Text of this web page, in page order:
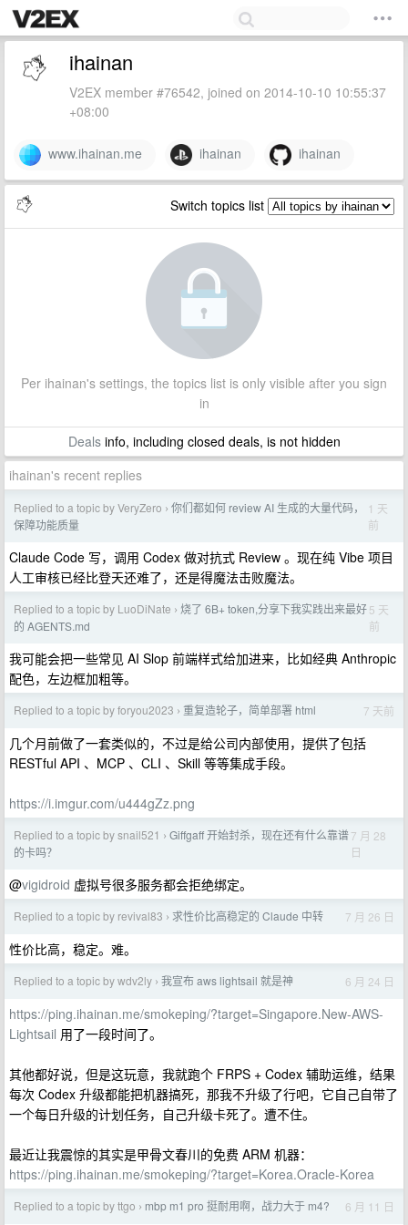
ihainan
V2EX member #76542, joined on 2014-10-10 10:55:37
+08:00
www.ihainan.me ihainan ihainan
Switch topics list
Per ihainan's settings, the topics list is only visible after you sign
in
Dealsinfo, including closed deals, is not hidden
ihainan's recent replies
Replied to a topic by VeryZero › 你们都如何 review AI 生成的大量代码，
保障功能质量
1 天
前
Claude Code 写，调用 Codex 做对抗式 Review 。现在纯 Vibe 项目
人工审核已经比登天还难了，还是得魔法击败魔法。
Replied to a topic by LuoDiNate › 烧了 6B+ token,分享下我实践出来最好
的 AGENTS.md
5 天
前
我可能会把一些常见 AI Slop 前端样式给加进来，比如经典 Anthropic
配色，左边框加粗等。
Replied to a topic by foryou2023 › 重复造轮子，简单部署 html 7 天前
几个月前做了一套类似的，不过是给公司内部使用，提供了包括
RESTful API 、MCP 、CLI 、Skill 等等集成手段。
https://i.imgur.com/u444gZz.png
Replied to a topic by snail521 › Giffgaff 开始封杀，现在还有什么靠谱
的卡吗？
7 月 28
日
@vigidroid 虚拟号很多服务都会拒绝绑定。
Replied to a topic by revival83 › 求性价比高稳定的 Claude 中转 7 月 26 日
性价比高，稳定。难。
Replied to a topic by wdv2ly › 我宣布 aws lightsail 就是神 6 月 24 日
https://ping.ihainan.me/smokeping/?target=Singapore.New-AWS-
Lightsail 用了一段时间了。
其他都好说，但是这玩意，我就跑个 FRPS + Codex 辅助运维，结果
每次 Codex 升级都能把机器搞死，那我不升级了行吧，它自己自带了
一个每日升级的计划任务，自己升级卡死了。遭不住。
最近让我震惊的其实是甲骨文春川的免费 ARM 机器：
https://ping.ihainan.me/smokeping/?target=Korea.Oracle-Korea
Replied to a topic by ttgo › mbp m1 pro 挺耐用啊，战力大于 m4? 6 月 11 日